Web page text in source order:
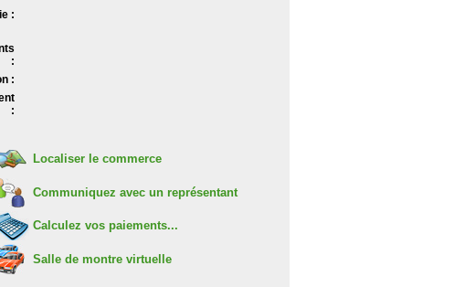
:
:
:
:
Localiser le commerce
Communiquez avec un représentant
Calculez vos paiements...
Salle de montre virtuelle